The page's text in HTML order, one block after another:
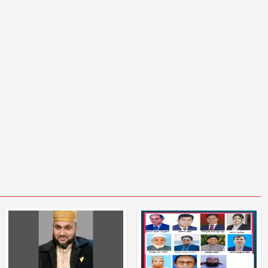
সুখী দম্পতিরা
জুলাই স্মৃতি জাদুঘর বিতাড়িত
ফ্যাসিস্টদের মুখোশ উন্মোচন করবে: